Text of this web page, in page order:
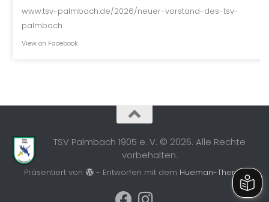
www.tsv-palmbach.de/2026/neuer-vorstand-des-tsv-
palmbach
View on Facebook
TSV Palmbach 1905 e. V. © 2026. Alle Rechte
vorbehalten.
Präsentiert von - Entworfen mit dem Hueman-Theme